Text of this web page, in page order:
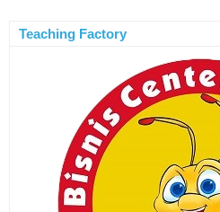
Teaching Factory